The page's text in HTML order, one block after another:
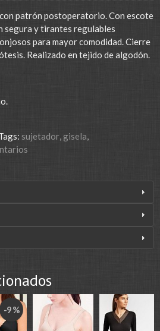
patrón postoperatorio. Con escote
segura y tirantes regulables
para mayor comodidad. Cierre
Realizado en tejido de algodón.
sujetador gisela
-9 %